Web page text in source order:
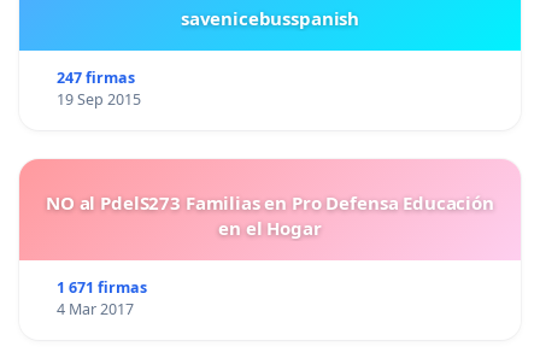
savenicebusspanish
247 firmas
19 Sep 2015
NO al PdelS273 Familias en Pro Defensa Educación
en el Hogar
1 671 firmas
4 Mar 2017